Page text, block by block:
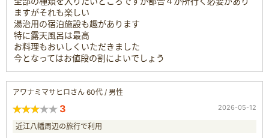
ますがそれも楽しい
湯治用の宿泊施設も趣があります
特に露天風呂は最高
お料理もおいしくいただきました
今となってはお値段の割によいでしょう
アワナミマサヒロさん 60代 / 男性
3 2026-05-12
近江八幡周辺の旅行で利用